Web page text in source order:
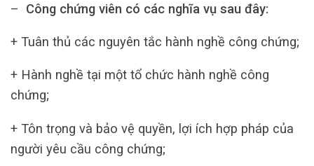
– Công chứng viên có các nghĩa vụ sau đây:
+ Tuân thủ các nguyên tắc hành nghề công chứng;
+ Hành nghề tại một tổ chức hành nghề công
chứng;
+ Tôn trọng và bảo vệ quyền, lợi ích hợp pháp của
người yêu cầu công chứng;